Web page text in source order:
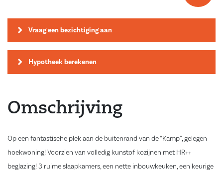
Vraag een bezichtiging aan
Hypotheek berekenen
Omschrijving
Op een fantastische plek aan de buitenrand van de “Kamp”, gelegen
hoekwoning! Voorzien van volledig kunstof kozijnen met HR++
beglazing! 3 ruime slaapkamers, een nette inbouwkeuken, een keurige